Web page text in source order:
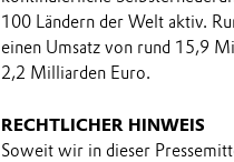
100 Ländern der Welt aktiv.
einen Umsatz von rund 15,9
2,2 Milliarden Euro.
RECHTLICHER HINWEIS
Soweit wir in dieser